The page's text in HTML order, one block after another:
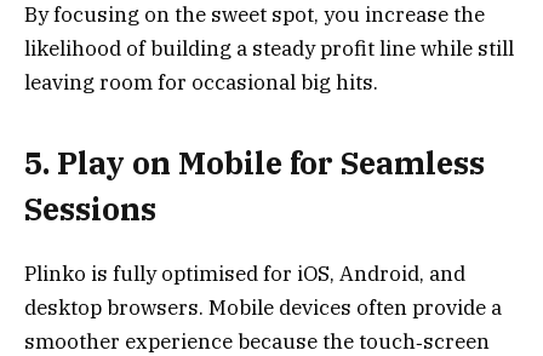
By focusing on the sweet spot, you increase the
likelihood of building a steady profit line while still
leaving room for occasional big hits.
5. Play on Mobile for Seamless
Sessions
Plinko is fully optimised for iOS, Android, and
desktop browsers. Mobile devices often provide a
smoother experience because the touch‑screen